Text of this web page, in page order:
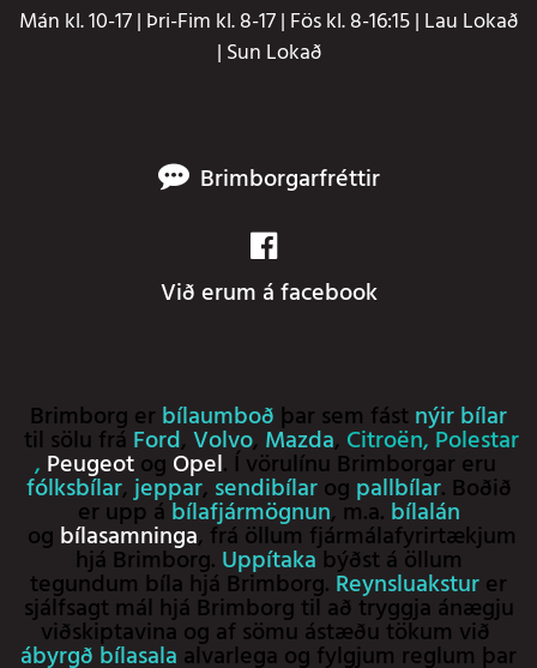
Mán kl. 10-17 | Þri-Fim kl. 8-17 | Fös kl. 8-16:15 | Lau Lokað
| Sun Lokað
Brimborgarfréttir
Við erum á facebook
Brimborg er bílaumboð þar sem fást nýir bílar
til sölu frá Ford, Volvo, Mazda, Citroën,Polestar
, Peugeotog Opel. Í vörulínu Brimborgar eru
fólksbílar,jeppar, sendibílarog pallbílar. Boðið
er upp ábílafjármögnun, m.a. bílalán
og bílasamninga, frá öllum fjármálafyrirtækjum
hjá Brimborg. Uppítakabýðst á öllum
tegundum bíla hjá Brimborg. Reynsluaksturer
sjálfsagt mál hjá Brimborg til að tryggja ánægju
viðskiptavina og af sömu ástæðu tökum við
ábyrgð bílasala alvarlega og fylgjum reglum þar